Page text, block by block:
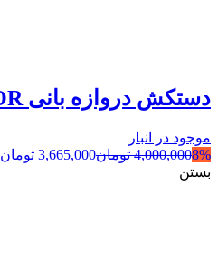
دستکش دروازه بانی RAPTOR
موجود در انبار
8%
4,000,000 تومان3,665,000 تومان
بستن